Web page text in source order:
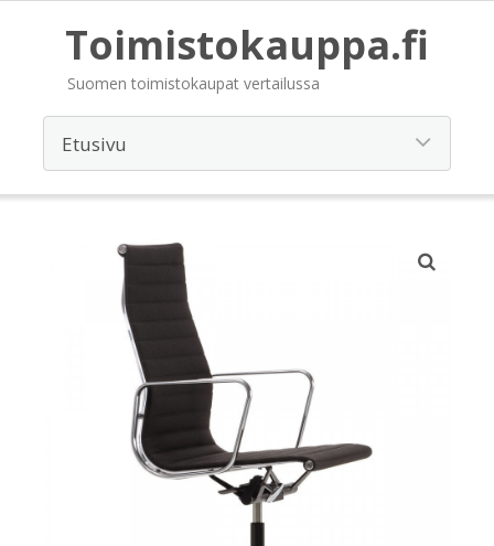
Toimistokauppa.fi
Suomen toimistokaupat vertailussa